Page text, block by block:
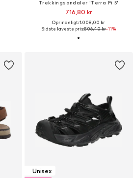
Trekkingsandaler 'Terra Fi 5'
716,80 kr
Oprindeligt: 1.008,00 kr
Sidste laveste pris:806,40 kr-11%
Unisex